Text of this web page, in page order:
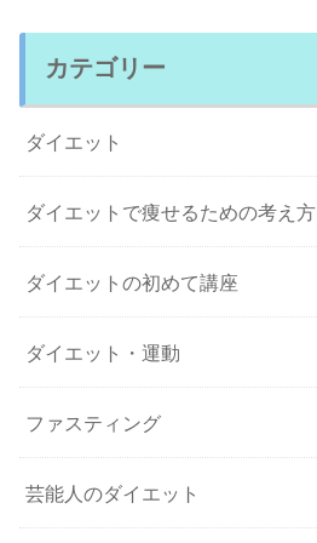
カテゴリー
ダイエット
ダイエットで痩せるための考え方
ダイエットの初めて講座
ダイエット・運動
ファスティング
芸能人のダイエット